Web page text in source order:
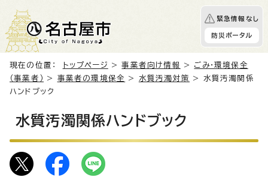
緊急情報なし
防災ポータル
現在の位置： トップページ >事業者向け情報 > ごみ・環境保全
（事業者）
> 事業者の環境保全 > 水質汚濁対策
> 水質汚濁関係
ハンドブック
水質汚濁関係ハンドブック